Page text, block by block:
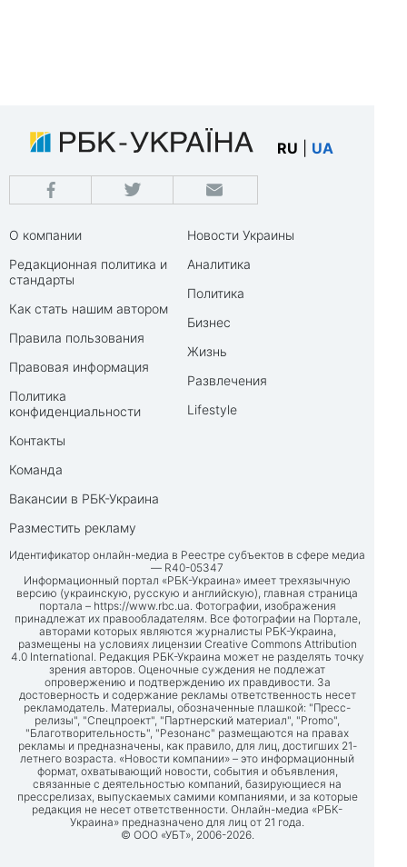
RU UA
О компании
Редакционная политика и
стандарты
Как стать нашим автором
Правила пользования
Правовая информация
Политика
конфиденциальности
Контакты
Команда
Вакансии в РБК-Украина
Разместить рекламу
Новости Украины
Аналитика
Политика
Бизнес
Жизнь
Развлечения
Lifestyle
Идентификатор онлайн-медиа в Реестре субъектов в сфере медиа
— R40-05347
Информационный портал «РБК-Украина» имеет трехязычную
версию (украинскую, русскую и английскую), главная страница
портала – https://www.rbc.ua. Фотографии, изображения
принадлежат их правообладателям. Все фотографии на Портале,
авторами которых являются журналисты РБК-Украина,
размещены на условиях лицензии Creative Commons Attribution
4.0 International. Редакция РБК-Украина может не разделять точку
зрения авторов. Оценочные суждения не подлежат
опровержению и подтверждению их правдивости. За
достоверность и содержание рекламы ответственность несет
рекламодатель. Материалы, обозначенные плашкой: "Пресс-
релизы", "Спецпроект", "Партнерский материал", "Promo",
"Благотворительность", "Резонанс" размещаются на правах
рекламы и предназначены, как правило, для лиц, достигших 21-
летнего возраста. «Новости компании» – это информационный
формат, охватывающий новости, события и объявления,
связанные с деятельностью компаний, базирующиеся на
прессрелизах, выпускаемых самими компаниями, и за которые
редакция не несет ответственности. Онлайн-медиа «РБК-
Украина» предназначено для лиц от 21 года.
© ООО «УБТ», 2006-2026.